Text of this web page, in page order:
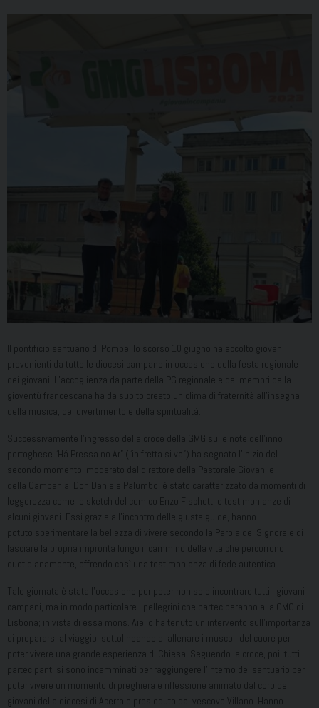
Il pontificio santuario di Pompei lo scorso 10 giugno ha accolto giovani
provenienti da tutte le diocesi campane in occasione della festa regionale
dei giovani. L’accoglienza da parte della PG regionale e dei membri della
gioventù francescana ha da subito creato un clima di fraternità all’insegna
della musica, del divertimento e della spiritualità.
Successivamente l’ingresso della croce della GMG sulle note dell’inno
portoghese “Há Pressa no Ar” (“in fretta si va”) ha segnato l’inizio del
secondo momento, moderato dal direttore della Pastorale Giovanile
della Campania, Don Daniele Palumbo: è stato caratterizzato da momenti di
leggerezza come lo sketch del comico Enzo Fischetti e testimonianze di
alcuni giovani. Essi grazie all’incontro delle giuste guide, hanno
potuto sperimentare la bellezza di vivere secondo la Parola del Signore e di
lasciare la propria impronta lungo il cammino della vita che percorrono
quotidianamente, offrendo così una testimonianza di fede autentica.
Tale giornata è stata l’occasione per poter non solo incontrare tutti i giovani
campani, ma in modo particolare i pellegrini che parteciperanno alla GMG di
Lisbona; in vista di essa mons. Aiello ha tenuto un intervento sull’importanza
di prepararsi al viaggio, sottolineando di allenare i muscoli del cuore per
poter vivere una grande esperienza di Chiesa. Seguendo la croce, poi, tutti i
partecipanti si sono incamminati per raggiungere l’interno del santuario per
poter vivere un momento di preghiera e riflessione animato dal coro dei
giovani della diocesi di Acerra e presieduto dal vescovo Villano. Hanno